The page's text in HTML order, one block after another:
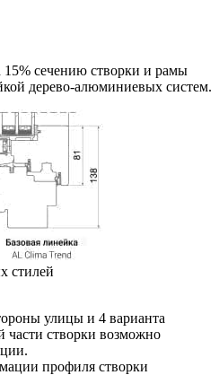
сечению створки и рамы
дерево-алюминиевых систем.
стилей
улицы и 4 варианта
части створки возможно
профиля створки